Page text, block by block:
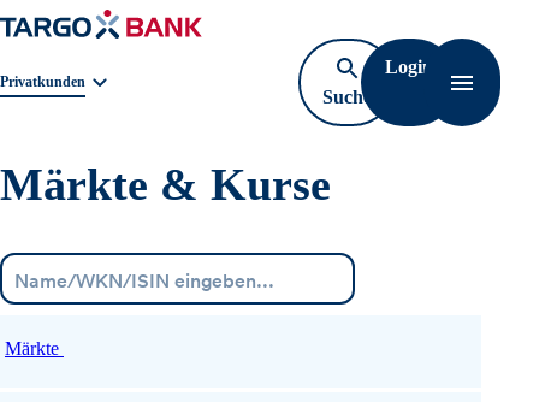
Geschäftsbereichnavigation. Aktuelle Auswahl:
Privatkunden
Suche
öffnen
Login
Märkte & Kurse
Märkte